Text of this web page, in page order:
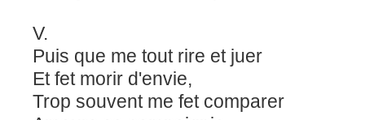
V.
Puis que me tout rire et juer
Et fet morir d'envie,
Trop souvent me fet comparer